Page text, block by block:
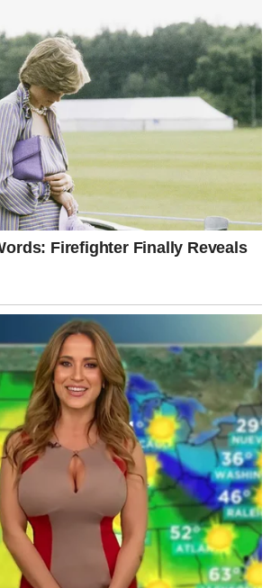
ili ideja mogli bi vam potpuno
donose veliku radost
posebni trenuci.
od najnježnijih i najmirnijih perioda
osjećaj unutrašnje ravnoteže konačno
dobija ono što zaslužuje
puni topline i sreće.
sve što ste prošli i upravo zato sada
Zodijaka dolaze karmičke nagrade
iznenaditi. Posebno će blistati Rakovi,